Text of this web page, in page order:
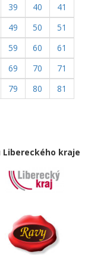
39 40
41
49 50
51
59 60
61
69 70
71
79 80
81
kraje